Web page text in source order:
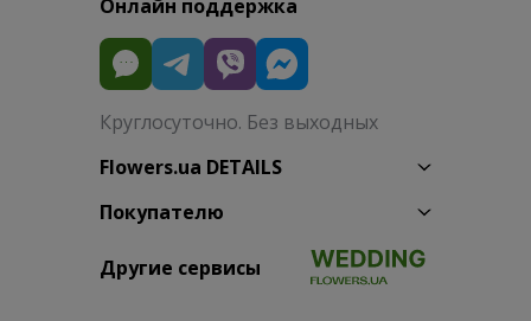
Онлайн поддержка
Круглосуточно. Без выходных
Flowers.ua DETAILS
Покупателю
Другие сервисы